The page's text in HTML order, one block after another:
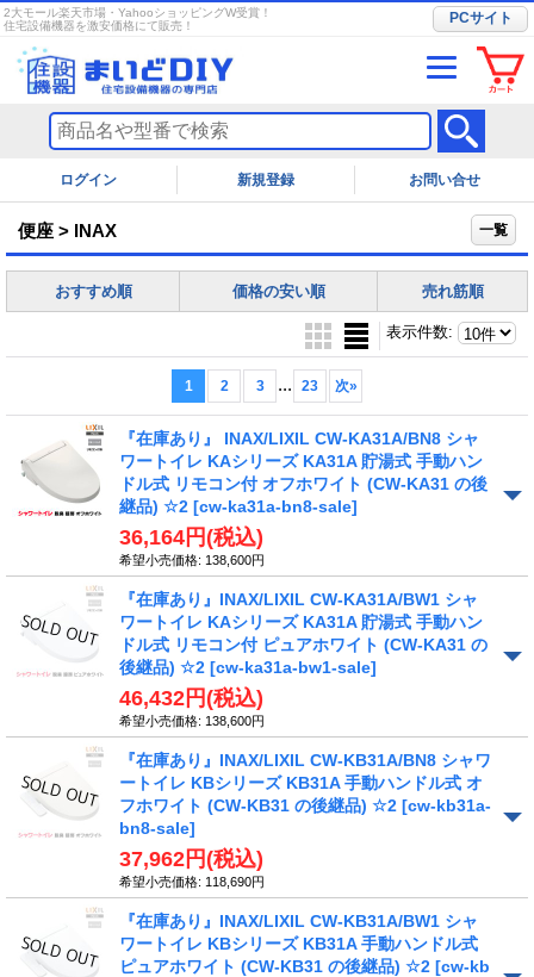
2大モール楽天市場・YahooショッピングW受賞！
住宅設備機器を激安価格にて販売！
PCサイト
ログイン お問い合せ
便座 > INAX 一覧
おすすめ順 価格の安い順 売れ筋順
表示件数:
1 2 3 ... 23 次»
『在庫あり』 INAX/LIXIL CW-KA31A/BN8 シャ
ワートイレ KAシリーズ KA31A 貯湯式 手動ハン
ドル式 リモコン付 オフホワイト (CW-KA31 の後
継品) ☆2 [cw-ka31a-bn8-sale]
36,164円 (税込)
希望小売価格: 138,600円
『在庫あり』INAX/LIXIL CW-KA31A/BW1 シャ
ワートイレ KAシリーズ KA31A 貯湯式 手動ハン
ドル式 リモコン付 ピュアホワイト (CW-KA31 の
後継品) ☆2 [cw-ka31a-bw1-sale]
46,432円 (税込)
希望小売価格: 138,600円
『在庫あり』INAX/LIXIL CW-KB31A/BN8 シャワ
ートイレ KBシリーズ KB31A 手動ハンドル式 オ
フホワイト (CW-KB31 の後継品) ☆2 [cw-kb31a-
bn8-sale]
37,962円 (税込)
希望小売価格: 118,690円
『在庫あり』INAX/LIXIL CW-KB31A/BW1 シャ
ワートイレ KBシリーズ KB31A 手動ハンドル式
ピュアホワイト (CW-KB31 の後継品) ☆2 [cw-kb